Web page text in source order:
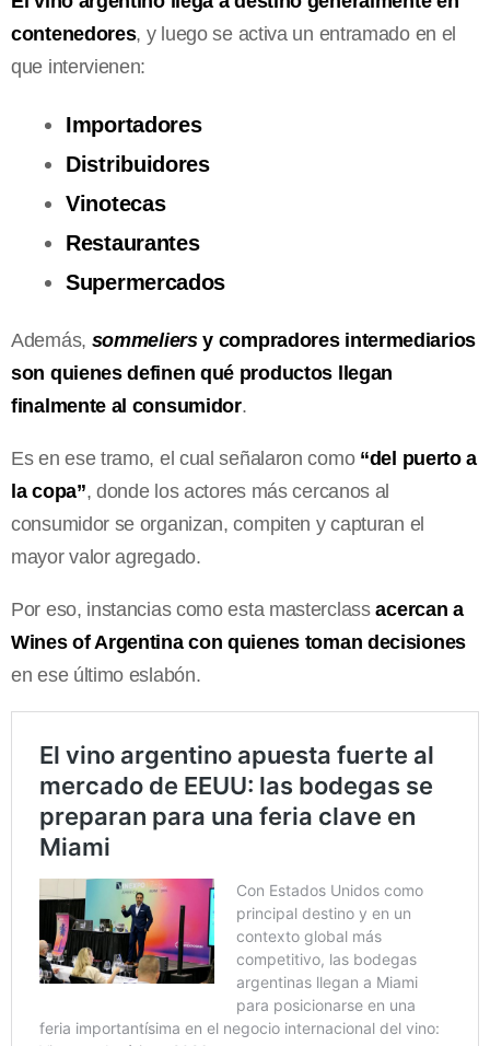
contenedores, y luego se activa un entramado en el
que intervienen:
Importadores
Distribuidores
Vinotecas
Restaurantes
Supermercados
Además, sommeliersy compradores intermediarios
son quienes definen qué productos llegan
finalmente al consumidor.
Es en ese tramo, el cual señalaron como“del puerto a
la copa”, donde los actores más cercanos al
consumidor se organizan, compiten y capturan el
mayor valor agregado.
Por eso, instancias como esta masterclassacercan a
Wines of Argentina con quienes toman decisiones
en ese último eslabón.